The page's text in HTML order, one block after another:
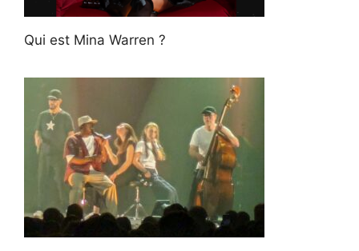
Qui est Mina Warren ?